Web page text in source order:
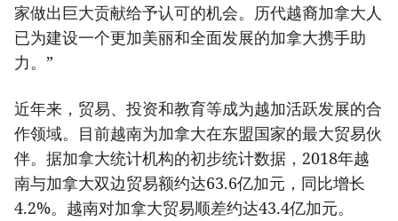
家做出巨大贡献给予认可的机会。历代越裔加拿大人
已为建设一个更加美丽和全面发展的加拿大携手助
力。”
近年来，贸易、投资和教育等成为越加活跃发展的合
作领域。目前越南为加拿大在东盟国家的最大贸易伙
伴。据加拿大统计机构的初步统计数据，2018年越
南与加拿大双边贸易额约达63.6亿加元，同比增长
4.2%。越南对加拿大贸易顺差约达43.4亿加元。